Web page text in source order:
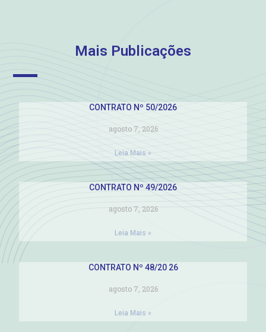
Mais Publicações
CONTRATO Nº 50/2026
agosto 7, 2026
Leia Mais »
CONTRATO Nº 49/2026
agosto 7, 2026
Leia Mais »
CONTRATO Nº 48/20 26
agosto 7, 2026
Leia Mais »